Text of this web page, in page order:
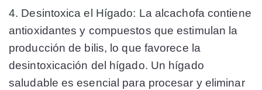
4. Desintoxica el Hígado: La alcachofa contiene
antioxidantes y compuestos que estimulan la
producción de bilis, lo que favorece la
desintoxicación del hígado. Un hígado
saludable es esencial para procesar y eliminar